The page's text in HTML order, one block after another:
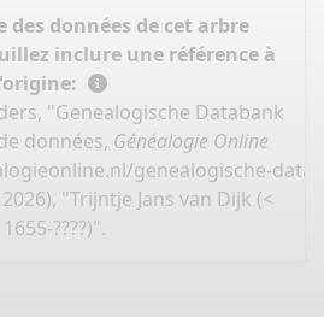
des données de cet arbre
inclure une référence à
"Genealogische Databank
données, Généalogie Online
genealogische-
"Trijntje Jans van Dijk (<
1655-????)".